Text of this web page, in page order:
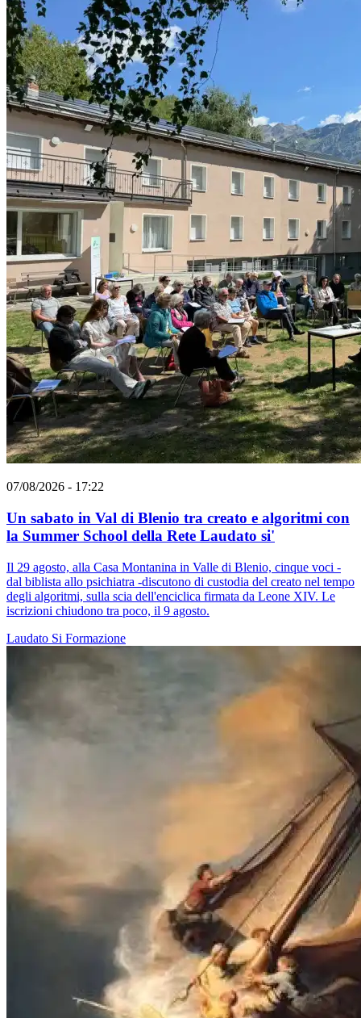
07/08/2026 - 17:22
Un sabato in Val di Blenio tra creato e algoritmi con
la Summer School della Rete Laudato si'
Il 29 agosto, alla Casa Montanina in Valle di Blenio, cinque voci -
dal biblista allo psichiatra -discutono di custodia del creato nel tempo
degli algoritmi, sulla scia dell'enciclica firmata da Leone XIV. Le
iscrizioni chiudono tra poco, il 9 agosto.
Laudato Si Formazione